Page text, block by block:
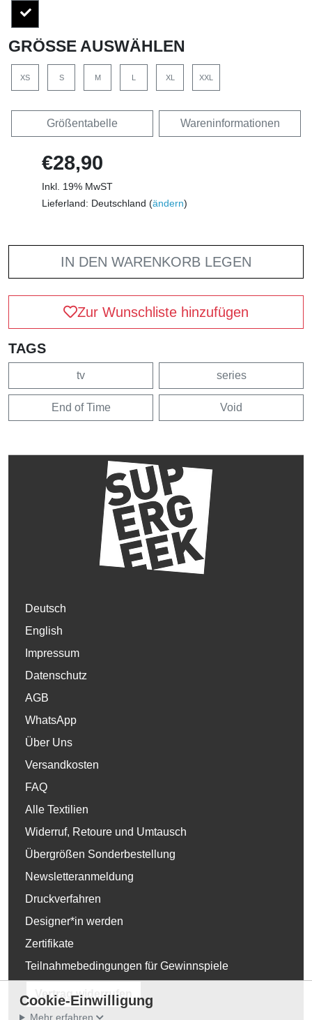
GRÖSSE AUSWÄHLEN
XS S M L XL XXL
Größentabelle Wareninformationen
€28,90
Inkl. 19% MwST
Lieferland: Deutschland (ändern)
IN DEN WARENKORB LEGEN
Zur Wunschliste hinzufügen
TAGS
tv series
End of Time Void
Deutsch
English
Impressum
Datenschutz
AGB
WhatsApp
Über Uns
Versandkosten
FAQ
Alle Textilien
Widerruf, Retoure und Umtausch
Übergrößen Sonderbestellung
Newsletteranmeldung
Druckverfahren
Designer*in werden
Zertifikate
Teilnahmebedingungen für Gewinnspiele
Vertrag widerrufen
Cookie-Einwilligung
Mehr erfahren